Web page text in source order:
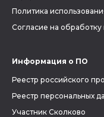
Политика
Согласие на
Информация о ПО
Реестр российского
Реестр персональных
Участник Сколково